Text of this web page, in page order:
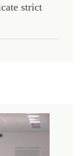
strict